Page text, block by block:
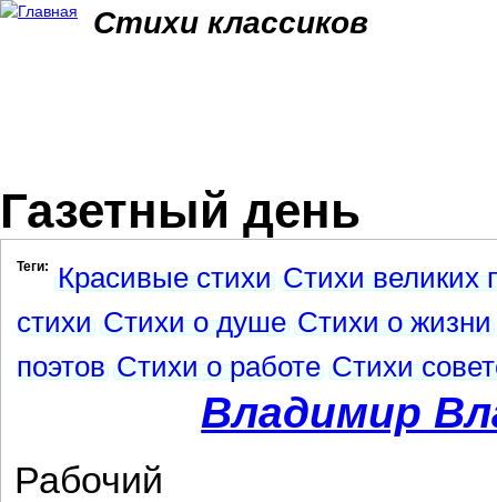
Стихи классиков
Газетный день
Теги: Красивые стихи Стихи великих
стихи Стихи о душе Стихи о жизни
поэтов Стихи о работе Стихи
Владимир
Рабочий